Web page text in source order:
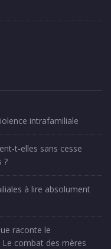
intrafamiliale
t-elles sans cesse
?
à lire absolument
raconte le
combat des mères